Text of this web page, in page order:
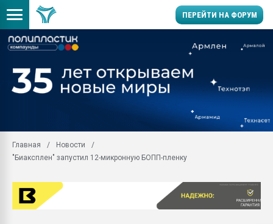
ПЕРЕЙТИ НА ФОРУМ
производство SPC
заводу пластмасс"
Подмосковье, Москва
28.07.2026
Главная
Новости
"Биаксплен" запустил 12-микронную БОПП-пленку